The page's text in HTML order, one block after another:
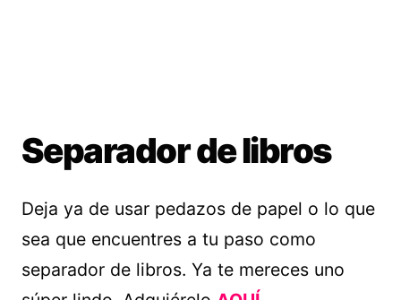
Separador de libros
Deja ya de usar pedazos de papel o lo que
sea que encuentres a tu paso como
separador de libros. Ya te mereces uno